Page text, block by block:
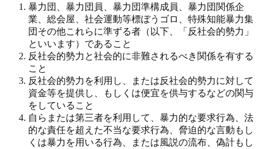
暴力団、暴力団員、暴力団準構成員、暴力団関係企
業、総会屋、社会運動等標ぼうゴロ、特殊知能暴力集
団その他これらに準ずる者（以下、「反社会的勢力」
といいます）であること
反社会的勢力と社会的に非難されるべき関係を有する
こと
反社会的勢力を利用し、または反社会的勢力に対して
資金等を提供し、もしくは便宜を供与するなどの関与
をしていること
自らまたは第三者を利用して、暴力的な要求行為、法
的な責任を超えた不当な要求行為、脅迫的な言動もし
くは暴力を用いる行為、または風説の流布、偽計もし